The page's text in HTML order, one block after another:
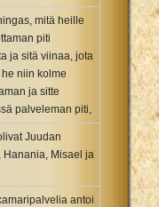
mitä heille
piti
ja sitä viinaa, jota
niin kolme
ja sitte
palveleman piti,
Juudan
Misael ja
antoi